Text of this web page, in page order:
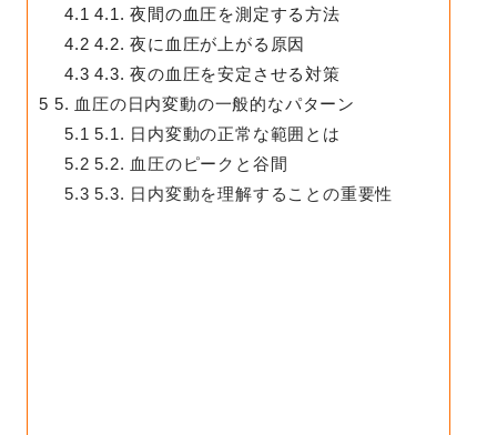
4.1 4.1. 夜間の血圧を測定する方法
4.2 4.2. 夜に血圧が上がる原因
4.3 4.3. 夜の血圧を安定させる対策
5 5. 血圧の日内変動の一般的なパターン
5.1 5.1. 日内変動の正常な範囲とは
5.2 5.2. 血圧のピークと谷間
5.3 5.3. 日内変動を理解することの重要性